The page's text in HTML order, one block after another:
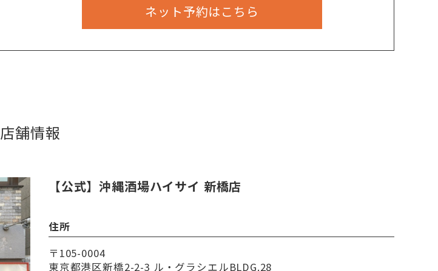
ネット予約はこちら
店舗情報
【公式】沖縄酒場ハイサイ 新橋店
住所
〒105-0004
東京都港区新橋2-2-3 ル・グラシエルBLDG.28